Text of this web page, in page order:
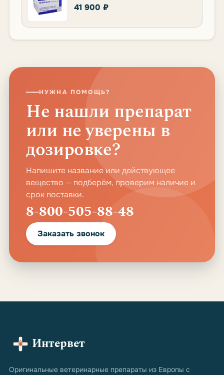
41 900 ₽
НУЖНА ПОМОЩЬ?
Не нашли препарат
или не уверены в
дозировке?
Напишите название или действующее
вещество — подберём, проверим наличие и
срок поставки.
8-800-505-88-48
Заказать звонок
Интервет
Оригинальные ветеринарные препараты из Европы с